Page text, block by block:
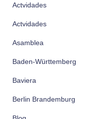
Actvidades
Actvidades
Asamblea
Baden-Württemberg
Baviera
Berlin Brandemburg